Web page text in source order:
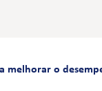
melhorar o